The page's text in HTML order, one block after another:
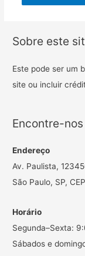
Sobre este
Este pode ser um
site ou incluir
Encontre-nos
Endereço
Av. Paulista,
São Paulo, SP,
Horário
Segunda–Sexta:
Sábados e